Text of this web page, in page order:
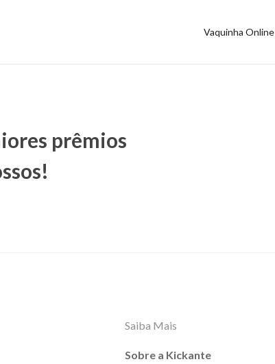
Vaquinha Online
prêmios
Saiba Mais
Sobre a Kickante